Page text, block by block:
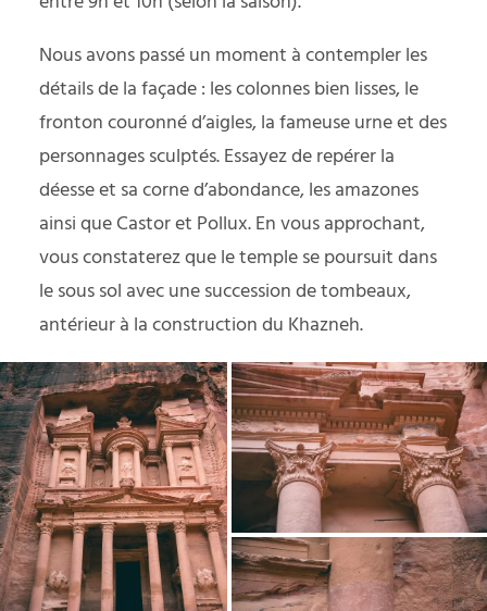
Nous avons passé un moment à contempler les
détails de la façade : les colonnes bien lisses, le
fronton couronné d’aigles, la fameuse urne et des
personnages sculptés. Essayez de repérer la
déesse et sa corne d’abondance, les amazones
ainsi que Castor et Pollux. En vous approchant,
vous constaterez que le temple se poursuit dans
le sous sol avec une succession de tombeaux,
antérieur à la construction du Khazneh.